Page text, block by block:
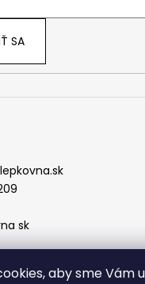
aby sme Vám
SA
sk